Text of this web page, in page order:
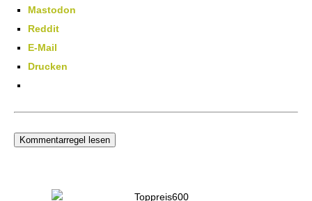
Mastodon
Reddit
E-Mail
Drucken
Kommentarregel lesen